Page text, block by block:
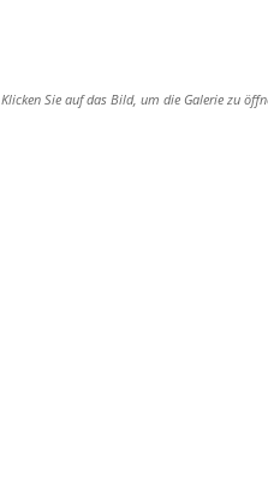
Klicken Sie auf das Bild, um die Galerie zu